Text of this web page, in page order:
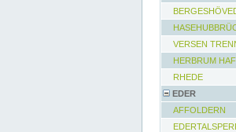
VERSEN
HERBRUM
RHEDE
EDER
AFFOLDERN